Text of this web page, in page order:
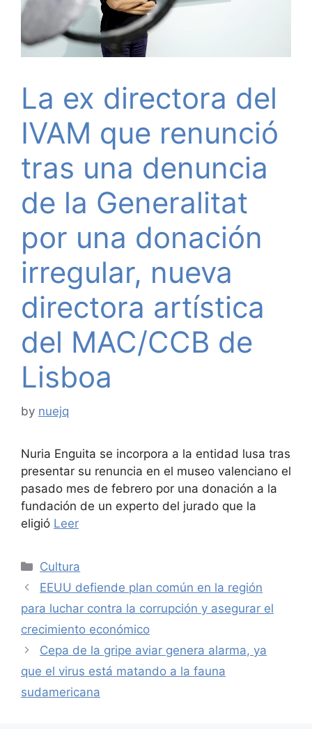
La ex directora del
IVAM que renunció
tras una denuncia
de la Generalitat
por una donación
irregular, nueva
directora artística
del MAC/CCB de
Lisboa
by nuejq
Nuria Enguita se incorpora a la entidad lusa tras
presentar su renuncia en el museo valenciano el
pasado mes de febrero por una donación a la
fundación de un experto del jurado que la
eligió Leer
Categories
Cultura
EEUU defiende plan común en la región
para luchar contra la corrupción y asegurar el
crecimiento económico
Cepa de la gripe aviar genera alarma, ya
que el virus está matando a la fauna
sudamericana